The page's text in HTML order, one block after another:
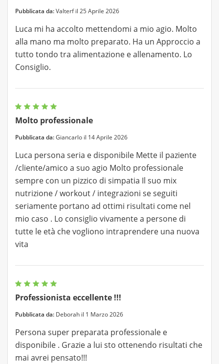
Pubblicata da:Valterf il 25 Aprile 2026
Luca mi ha accolto mettendomi a mio agio. Molto
alla mano ma molto preparato. Ha un Approccio a
tutto tondo tra alimentazione e allenamento. Lo
Consiglio.
Molto professionale
Pubblicata da:Giancarlo il 14 Aprile 2026
Luca persona seria e disponibile Mette il paziente
/cliente/amico a suo agio Molto professionale
sempre con un pizzico di simpatia Il suo mix
nutrizione / workout / integrazioni se seguiti
seriamente portano ad ottimi risultati come nel
mio caso . Lo consiglio vivamente a persone di
tutte le età che vogliono intraprendere una nuova
vita
Professionista eccellente !!!
Pubblicata da: Deborah il 1 Marzo 2026
Persona super preparata professionale e
disponibile . Grazie a lui sto ottenendo risultati che
mai avrei pensato!!!